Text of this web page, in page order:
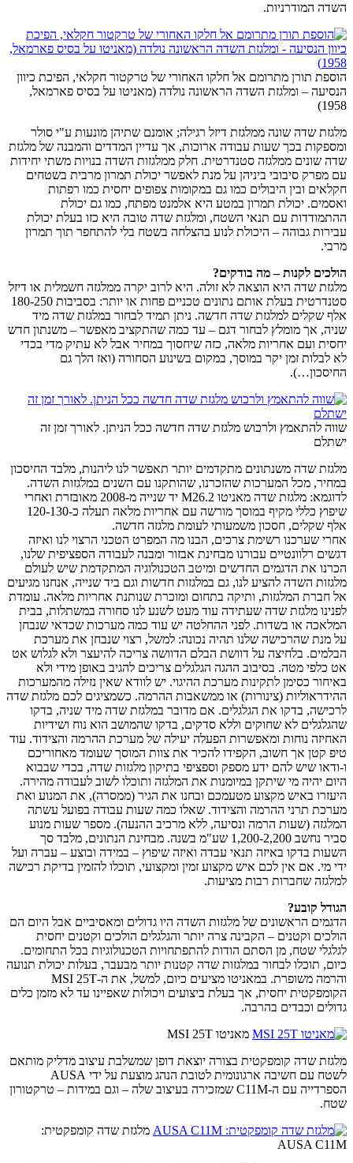
השדה המודרניות.
הוספת תורן מתרומם אל חלקו האחורי של טרקטור חקלאי, הפיכת כיוון
הנסיעה – ומלגזת השדה הראשונה נולדה (מאניטו על בסיס פארמאל,
1958)
מלגזת שדה שונה ממלגזת דיזל רגילה; אומנם שתיהן מונעות ע"י סולר
ומספקות בכך שעות עבודה ארוכות, אך עדיין המדדים והמבנה של מלגזת
שדה שונים ממלגזה סטנדרטית. חלק ממלגזות השדה בנויות משתי יחידות
עם מפרק סיבובי ביניהן על מנת לאפשר יכולת תמרון מרבית בשטחים
חקלאים ובין היבולים כמו גם במקומות צפופים יחסית כמו רפתות
ואסמים. יכולת תמרון במטע היא אלמנט מפתח, כמו גם יכולת
ההתמודדות עם תנאי השטח, ומלגזת שדה טובה היא כזו בעלת יכולת
עבירות גבוהה – היכולת לנוע בהצלחה בשטח בלי להתחפר תוך תמרון
מרבי.
הולכים לקנות – מה בודקים?
מלגזת שדה היא הוצאה לא זולה. היא לרוב יקרה ממלגזה חשמלית או דיזל
סטנדרטית בעלת אותם נתונים טכניים פחות או יותר: בסביבות 180-250
אלף שקלים למלגזת שדה חדשה. ניתן תמיד לבחור במלגזת שדה מיד
שניה, אך מומלץ לבחור דגם – עד כמה שהתקציב מאפשר – משנתון חדש
יחסית ועם אחריות מלאה, כזה שיחסוך במחיר אבל לא עתיק מדי בכדי
לא לבלות זמן יקר במוסך, במקום בשינוע הסחורה (ואז הלך גם
החיסכון…).
שווה להתאמץ ולרכוש מלגזת שדה חדשה ככל הניתן. לאורך זמן זה
ישתלם
מלגזת שדה משנתונים מתקדמים יותר תאפשר לנו ליהנות, מלבד החיסכון
במחיר, מכל המערכות שהזכרנו, שהותקנו עם השנים במלגזות השדה.
לדוגמא: מלגזת שדה מאניטו M26.2 יד שנייה מ-2008 מאובזרת ואחרי
שיפוץ כללי מקיף במוסך מורשה עם אחריות מלאה תעלה כ-120-130
אלף שקלים, חסכון משמעותי לעומת מלגזה חדשה.
אחרי שערכנו רשימת צרכים, הבנו מה המפרט הטכני הרצוי לנו ואיזה
דגשים רלוונטיים עבורנו מבחינת אבזור ומבנה לעבודה הספציפית שלנו,
הכרנו את הדגמים החדשים ומיטב הטכנולוגיה המתקדמת שיש לעולם
מלגזות השדה להציע לנו, גם במלגזות חדשות וגם ביד שנייה, אנחנו מגיעים
אל חברת המלגזות, ותיקה בתחום ומוכרת שנותנת אחריות מלאה. עומדת
לפנינו מלגזת שדה שעתידה עוד מעט לשנע לנו סחורה במשתלות, בבית
המלאכה או בשדות. לפני ההחלטה יש עוד כמה מערכות שכדאי שנבחן
על מנת שהרכישה שלנו תהיה נכונה: למשל, רצוי שנבחן את מערכת
הבלמים. בלחיצה על דוושת הבלם הדוושה צריכה להיעצר ולא לגלוש אט
אט כלפי מטה. בסיבוב ההגה הגלגלים צריכים להגיב באופן מידי ולא
באיחור כסימן לתקינות מערכת ההיגוי. יש לוודא שאין נזילה מהמערכות
ההידראוליות (צינורות) או ממשאבות ההרמה. כשמציגים לכם מלגזת שדה
לרכישה, בדקו את הגלגלים. אם מדובר במלגזת שדה מיד שניה, בדקו
שהגלגלים לא שחוקים וללא סדקים, בדקו שהמושב הוא נוח ושידיות
האחיזה נוחות ומאפשרות הפעלה יעילה של מערכת ההרמה והצידוד. עוד
טיפ קטן אך חשוב, הקפידו להכיר את צוות המוסך שעומד מאחוריכם
ו-ודאו שיש להם ידע מספק וספציפי בתיקון מלגזות שדה, בכדי שבבוא
היום יהיה מי שיתקן במיומנות את המלגזה ותוכלו לשוב לעבודה מהירה.
היעזרו באיש מקצוע מטעמכם ובחנו את הגיר (ממסרה), את המנוע ואת
מערכת תרני ההרמה והצידוד. שאלו כמה שעות עבודה בפועל עשתה
המלגזה (שעות הרמה ונסיעה, ללא מרכיב ההנעה). מספר שעות מנוע
סביר נחשב 1,200-2,200 שע"מ בשנה. מבחינת הנתונים, מלבד סך
השעות בדקו באיזה תנאי עבדה ואיזה שיפוץ – במידה ובוצע – עברה ועל
ידי מי. אם אין לכם איש מקצוע זמין ומקצועי, תוכלו להזמין בדיקת רכישה
למלגזה שחברות רבות מציעות.
הגודל קובע?
הדגמים הראשונים של מלגזות השדה היו גדולים ומאסיביים אבל היום הם
הולכים וקטנים – הקבינה צרה יותר והגלגלים הולכים וקטנים יחסית
לגלגלי שטח, מן הסתם הודות להתפתחויות הטכנולוגיות בכל התחומים.
כיום, תוכלו לבחור במלגזות שדה קטנות יותר מבעבר, בעלות יכולת תנועה
והרמה משופרת. במאניטו מציעים כיום, למשל, את ה-MSI 25T
הקומפקטית יחסית, אך בעלת ביצועים ויכולות שאפיינו עד לא מזמן כלים
גדולים וכבדים בהרבה.
מאניטו MSI 25T
מלגזת שדה קומפקטית בצורה יוצאת דופן שמשלבת עיצוב מדליק מותאם
לשטח עם חשיבה ארגונומית לטובת הנהג מוצעת על ידי AUSA
הספרדייה עם ה-C11M שמזכירה בעיצוב שלה – וגם במידות – טרקטורון
שטח.
מלגזת שדה קומפקטית:
AUSA C11M